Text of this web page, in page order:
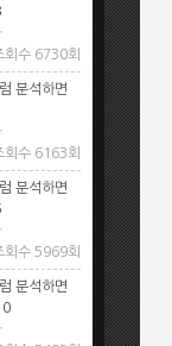
회수 6730회
분석하면
회수 6163회
분석하면
회수 5969회
분석하면